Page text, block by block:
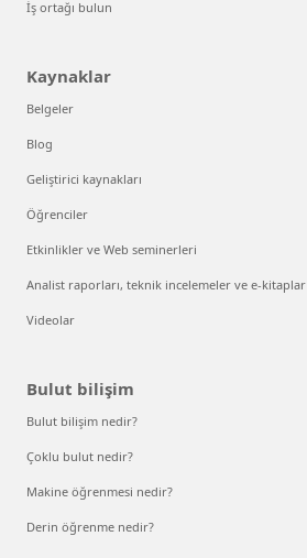
İş ortağı bulun
Kaynaklar
Belgeler
Blog
Geliştirici kaynakları
Öğrenciler
Etkinlikler ve Web seminerleri
Analist raporları, teknik incelemeler ve e-kitaplar
Videolar
Bulut bilişim
Bulut bilişim nedir?
Çoklu bulut nedir?
Makine öğrenmesi nedir?
Derin öğrenme nedir?